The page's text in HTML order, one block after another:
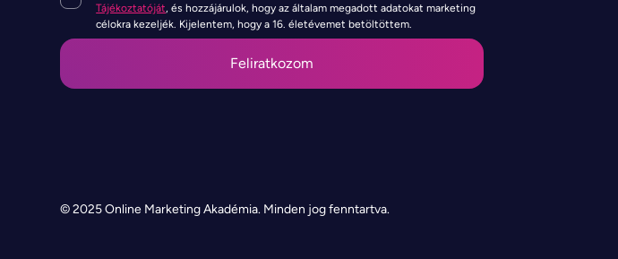
Tájékoztatóját, és hozzájárulok, hogy az általam megadott adatokat marketing
célokra kezeljék. Kijelentem, hogy a 16. életévemet betöltöttem.
© 2025 Online Marketing Akadémia. Minden jog fenntartva.